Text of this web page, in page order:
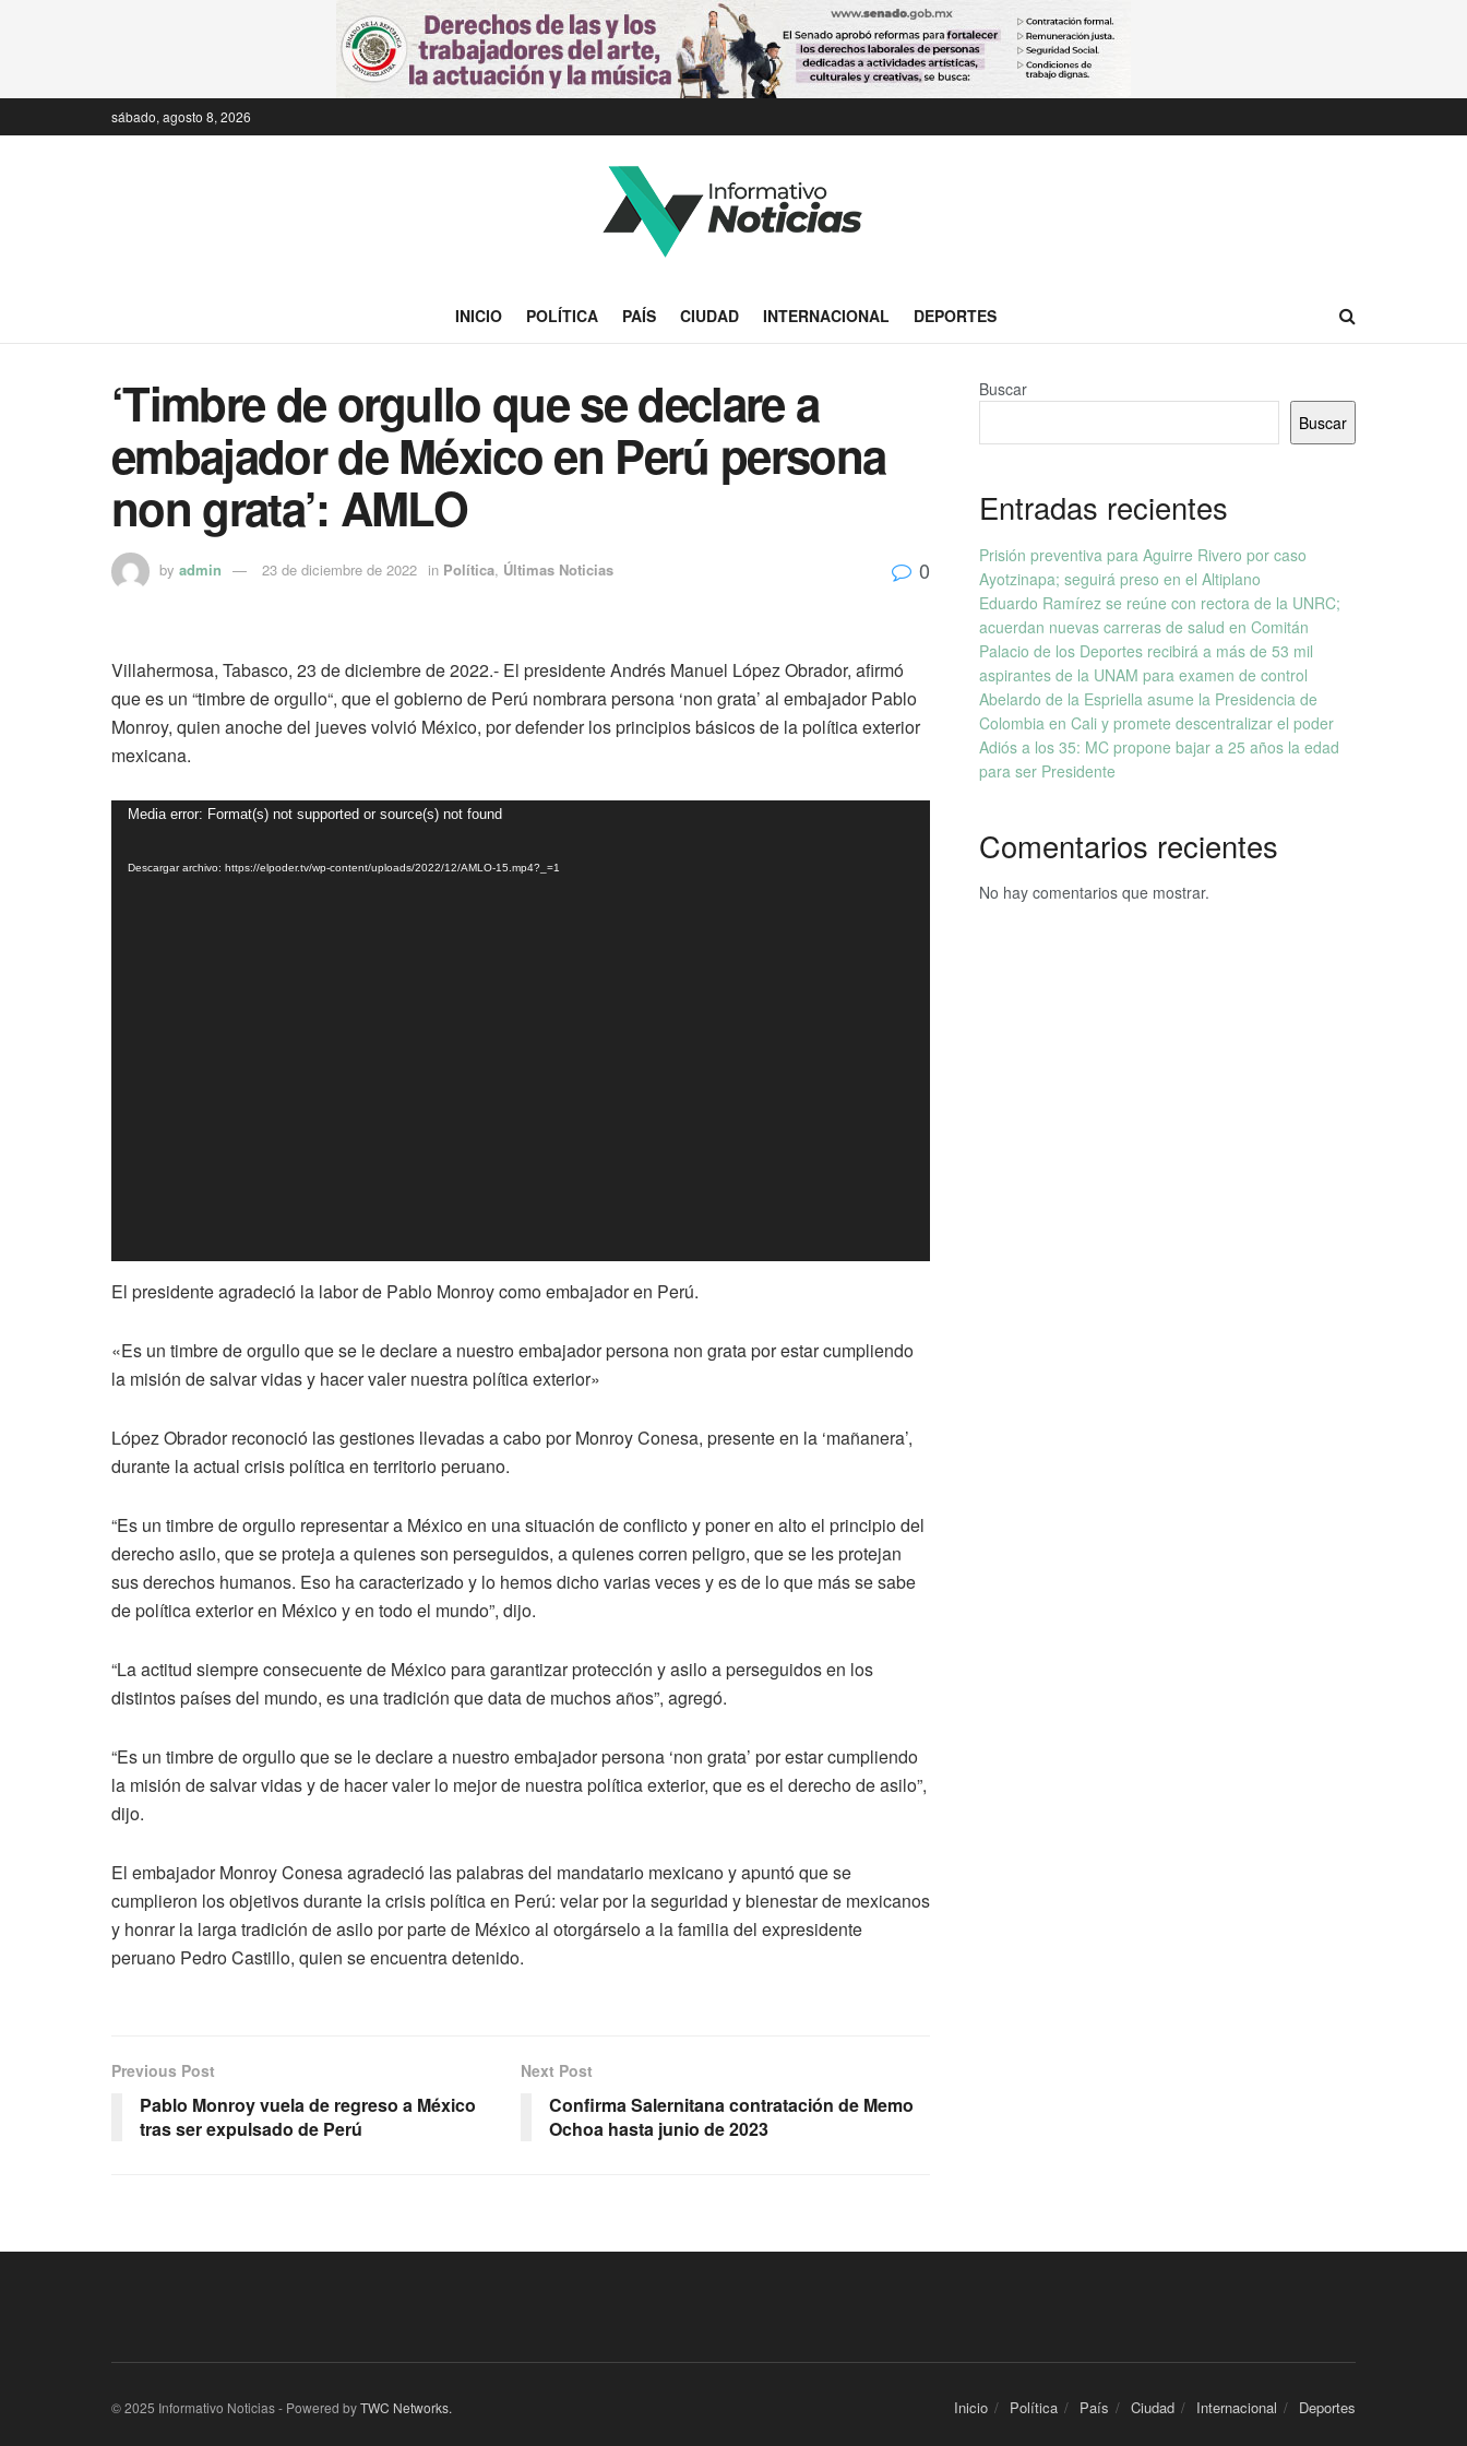
sábado, agosto 8, 2026
INICIO POLÍTICA PAÍS CIUDAD INTERNACIONAL DEPORTES
‘Timbre de orgullo que se declare a
embajador de México en Perú persona
non grata’: AMLO
by admin 23 de diciembre de 2022 in Política, Últimas Noticias 0
Villahermosa, Tabasco, 23 de diciembre de 2022.- El presidente Andrés Manuel López Obrador, afirmó
que es un “timbre de orgullo“, que el gobierno de Perú nombrara persona ‘non grata’ al embajador Pablo
Monroy, quien anoche del jueves volvió México, por defender los principios básicos de la política exterior
mexicana.
Reproductor
vídeo
Media error: Format(s) not supported or source(s) not found
Descargar archivo: https://elpoder.tv/wp-content/uploads/2022/12/AMLO-15.mp4?_=1
El presidente agradeció la labor de Pablo Monroy como embajador en Perú.
«Es un timbre de orgullo que se le declare a nuestro embajador persona non grata por estar cumpliendo
la misión de salvar vidas y hacer valer nuestra política exterior»
López Obrador reconoció las gestiones llevadas a cabo por Monroy Conesa, presente en la ‘mañanera’,
durante la actual crisis política en territorio peruano.
“Es un timbre de orgullo representar a México en una situación de conflicto y poner en alto el principio del
derecho asilo, que se proteja a quienes son perseguidos, a quienes corren peligro, que se les protejan
sus derechos humanos. Eso ha caracterizado y lo hemos dicho varias veces y es de lo que más se sabe
de política exterior en México y en todo el mundo”, dijo.
“La actitud siempre consecuente de México para garantizar protección y asilo a perseguidos en los
distintos países del mundo, es una tradición que data de muchos años”, agregó.
“Es un timbre de orgullo que se le declare a nuestro embajador persona ‘non grata’ por estar cumpliendo
la misión de salvar vidas y de hacer valer lo mejor de nuestra política exterior, que es el derecho de asilo”,
dijo.
El embajador Monroy Conesa agradeció las palabras del mandatario mexicano y apuntó que se
cumplieron los objetivos durante la crisis política en Perú: velar por la seguridad y bienestar de mexicanos
y honrar la larga tradición de asilo por parte de México al otorgárselo a la familia del expresidente
peruano Pedro Castillo, quien se encuentra detenido.
Previous Post
Pablo Monroy vuela de regreso a México
tras ser expulsado de Perú
Next Post
Confirma Salernitana contratación de Memo
Ochoa hasta junio de 2023
Buscar
Buscar
Entradas recientes
Prisión preventiva para Aguirre Rivero por caso
Ayotzinapa; seguirá preso en el Altiplano
Eduardo Ramírez se reúne con rectora de la UNRC;
acuerdan nuevas carreras de salud en Comitán
Palacio de los Deportes recibirá a más de 53 mil
aspirantes de la UNAM para examen de control
Abelardo de la Espriella asume la Presidencia de
Colombia en Cali y promete descentralizar el poder
Adiós a los 35: MC propone bajar a 25 años la edad
para ser Presidente
Comentarios recientes
No hay comentarios que mostrar.
Inicio Política País Ciudad Internacional Deportes
© 2025 Informativo Noticias - Powered byTWC Networks.